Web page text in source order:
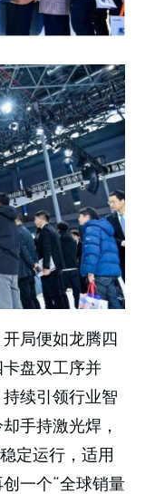
局便如龙腾四
盘双工序并
续引领行业智
手持激光焊，
定运行，适用
一个“全球销量